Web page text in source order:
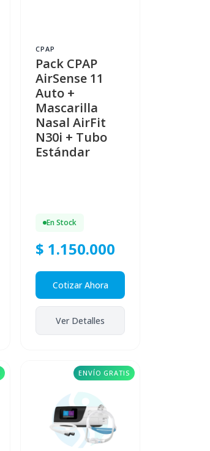
CPAP
Pack CPAP
AirSense 11
Auto +
Mascarilla
Nasal AirFit
N30i + Tubo
Estándar
En Stock
$ 1.150.000
Cotizar Ahora
Ver Detalles
ENVÍO GRATIS